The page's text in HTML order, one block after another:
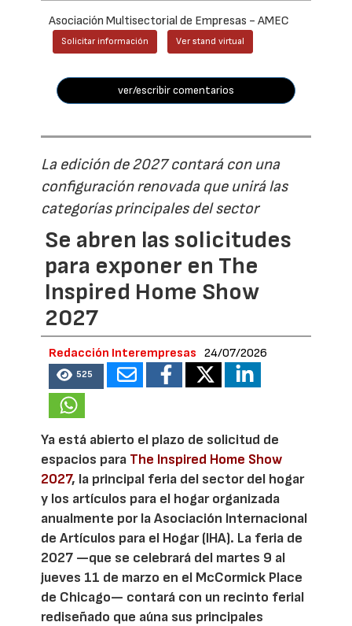
Asociación Multisectorial de Empresas - AMEC
Solicitar información Ver stand virtual
ver/escribir comentarios
La edición de 2027 contará con una
configuración renovada que unirá las
categorías principales del sector
Se abren las solicitudes
para exponer en The
Inspired Home Show
2027
Redacción Interempresas 24/07/2026
525
Ya está abierto el plazo de solicitud de
espacios para The Inspired Home Show
2027, la principal feria del sector del hogar
y los artículos para el hogar organizada
anualmente por la Asociación Internacional
de Artículos para el Hogar (IHA). La feria de
2027 —que se celebrará del martes 9 al
jueves 11 de marzo en el McCormick Place
de Chicago— contará con un recinto ferial
rediseñado que aúna sus principales